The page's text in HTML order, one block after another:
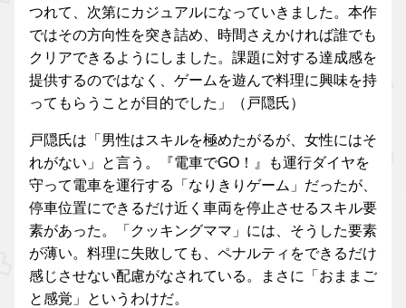
つれて、次第にカジュアルになっていきました。本作
ではその方向性を突き詰め、時間さえかければ誰でも
クリアできるようにしました。課題に対する達成感を
提供するのではなく、ゲームを遊んで料理に興味を持
ってもらうことが目的でした」（戸隠氏）
戸隠氏は「男性はスキルを極めたがるが、女性にはそ
れがない」と言う。『電車でGO！』も運行ダイヤを
守って電車を運行する「なりきりゲーム」だったが、
停車位置にできるだけ近く車両を停止させるスキル要
素があった。「クッキングママ」には、そうした要素
が薄い。料理に失敗しても、ペナルティをできるだけ
感じさせない配慮がなされている。まさに「おままご
と感覚」というわけだ。